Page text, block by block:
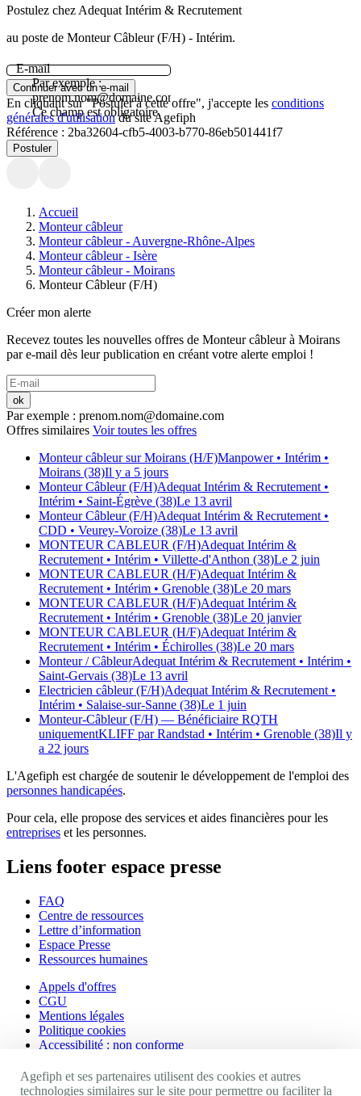
Postulez chez Adequat Intérim & Recrutement
au poste de Monteur Câbleur (F/H) - Intérim.
E-mail
Par exemple :
prenom.nom@domaine.com.
Ce champ est obligatoire.
Continuer avec un e-mail
En cliquant sur "Postuler à cette offre", j'accepte les conditions
générales d'utilisationdu site Agefiph
Référence : 2ba32604-cfb5-4003-b770-86eb501441f7
Postuler
Accueil
Monteur câbleur
Monteur câbleur - Auvergne-Rhône-Alpes
Monteur câbleur - Isère
Monteur câbleur - Moirans
Monteur Câbleur (F/H)
Créer mon alerte
Recevez toutes les nouvelles offres de Monteur câbleurà Moirans
par e-mail dès leur publication en créant votre alerte emploi !
ok
Par exemple : prenom.nom@domaine.com
Offres similaires Voir toutes les offres
Monteur câbleur sur Moirans (H/F)Manpower• Intérim •
Moirans (38)Il y a 5 jours
Monteur Câbleur (F/H)Adequat Intérim & Recrutement •
Intérim • Saint-Égrève (38)Le 13 avril
Monteur Câbleur (F/H)Adequat Intérim & Recrutement •
CDD • Veurey-Voroize (38)Le 13 avril
MONTEUR CABLEUR (F/H)Adequat Intérim &
Recrutement • Intérim • Villette-d'Anthon (38)Le 2 juin
MONTEUR CABLEUR (H/F)Adequat Intérim &
Recrutement • Intérim • Grenoble (38)Le 20 mars
MONTEUR CABLEUR (H/F)Adequat Intérim &
Recrutement • Intérim • Grenoble (38)Le 20 janvier
MONTEUR CABLEUR (H/F)Adequat Intérim &
Recrutement • Intérim • Échirolles (38)Le 20 mars
Monteur / CâbleurAdequat Intérim & Recrutement • Intérim •
Saint-Gervais (38)Le 13 avril
Electricien câbleur (F/H)Adequat Intérim & Recrutement •
Intérim • Salaise-sur-Sanne (38)Le 1 juin
Monteur-Câbleur (F/H) — Bénéficiaire RQTH
uniquementKLIFF par Randstad • Intérim • Grenoble (38)Il y
a 22 jours
L'Agefiph est chargée de soutenir le développement de l'emploi des
personnes handicapées.
Pour cela, elle propose des services et aides financières pour les
entreprises et les personnes.
Liens footer espace presse
FAQ
Centre de ressources
Lettre d’information
Espace Presse
Ressources humaines
Appels d'offres
CGU
Mentions légales
Politique cookies
Accessibilité : non conforme
Nos autres sites
Agefiph et ses partenaires utilisent des cookies et autres
technologies similaires sur le site pour permettre ou faciliter la